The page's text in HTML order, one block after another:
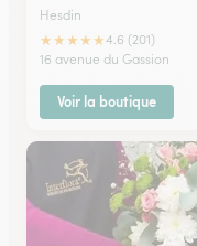
Hesdin
★★★★★4.6 (201)
16 avenue du Gassion
Voir la boutique